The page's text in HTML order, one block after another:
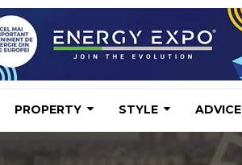
PROPERTY STYLE ADVICE